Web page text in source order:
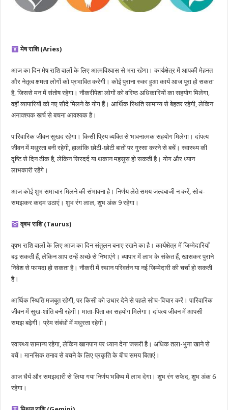
मेष राशि (Aries)
आज का दिन मेष राशि वालों के लिए आत्मविश्वास से भरा रहेगा। कार्यक्षेत्र में आपकी मेहनत
और नेतृत्व क्षमता लोगों को प्रभावित करेगी। कोई पुराना रुका हुआ कार्य आज पूरा हो सकता
है, जिससे मन में संतोष रहेगा। नौकरीपेशा लोगों को वरिष्ठ अधिकारियों का सहयोग मिलेगा,
वहीं व्यापारियों को नए सौदे मिलने के योग हैं। आर्थिक स्थिति सामान्य से बेहतर रहेगी, लेकिन
अनावश्यक खर्च से बचना आवश्यक है।
पारिवारिक जीवन सुखद रहेगा। किसी प्रिय व्यक्ति से भावनात्मक सहयोग मिलेगा। दांपत्य
जीवन में मधुरता बनी रहेगी, हालांकि छोटी-छोटी बातों पर गुस्सा करने से बचें। स्वास्थ्य की
दृष्टि से दिन ठीक है, लेकिन सिरदर्द या थकान महसूस हो सकती है। योग और ध्यान
लाभकारी रहेंगे।
आज कोई शुभ समाचार मिलने की संभावना है। निर्णय लेते समय जल्दबाजी न करें, सोच-
समझकर कदम उठाएं। शुभ रंग लाल, शुभ अंक 9 रहेगा।
वृषभ राशि (Taurus)
वृषभ राशि वालों के लिए आज का दिन संतुलन बनाए रखने का है। कार्यक्षेत्र में जिम्मेदारियाँ
बढ़ सकती हैं, लेकिन आप उन्हें अच्छे से निभाएंगे। व्यापार में लाभ के संकेत हैं, खासकर पुराने
निवेश से फायदा हो सकता है। नौकरी में स्थान परिवर्तन या नई जिम्मेदारी की चर्चा हो सकती
है।
आर्थिक स्थिति मजबूत रहेगी, पर किसी को उधार देने से पहले सोच-विचार करें। पारिवारिक
जीवन में सुख-शांति बनी रहेगी। माता-पिता का सहयोग मिलेगा। दांपत्य जीवन में आपसी
समझ बढ़ेगी। प्रेम संबंधों में मधुरता रहेगी।
स्वास्थ्य सामान्य रहेगा, लेकिन खानपान पर ध्यान देना जरूरी है। अधिक तला-भुना खाने से
बचें। मानसिक तनाव से बचने के लिए प्रकृति के बीच समय बिताएं।
आज धैर्य और समझदारी से लिया गया निर्णय भविष्य में लाभ देगा। शुभ रंग सफेद, शुभ अंक 6
रहेगा।